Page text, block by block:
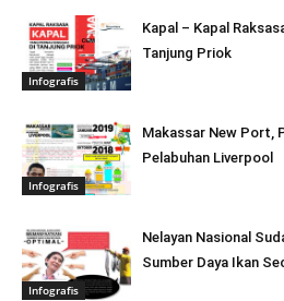
Infografis
Kapal – Kapal
Tanjung Priok
Infografis
Makassar New Port,
Pelabuhan Liverpool
Infografis
Nelayan Nasional
Sumber Daya Ikan